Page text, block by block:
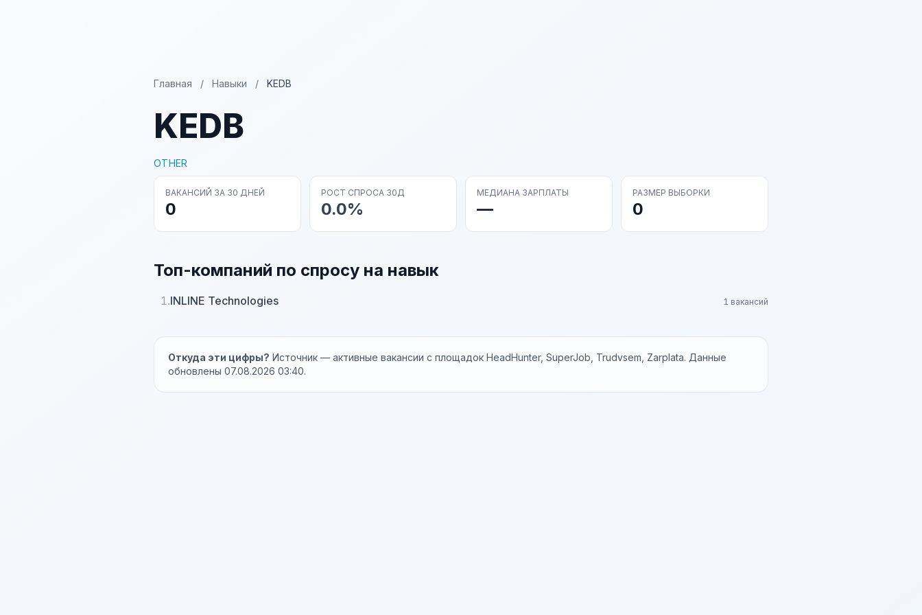
Главная / Навыки / KEDB
KEDB
OTHER
ВАКАНСИЙ ЗА 30 ДНЕЙ
0
РОСТ СПРОСА 30Д
0.0%
МЕДИАНА ЗАРПЛАТЫ
—
РАЗМЕР ВЫБОРКИ
0
Топ-компаний по спросу на навык
1.INLINE Technologies 1 вакансий
Откуда эти цифры? Источник — активные вакансии с площадок HeadHunter, SuperJob, Trudvsem, Zarplata. Данные
обновлены 07.08.2026 03:40.